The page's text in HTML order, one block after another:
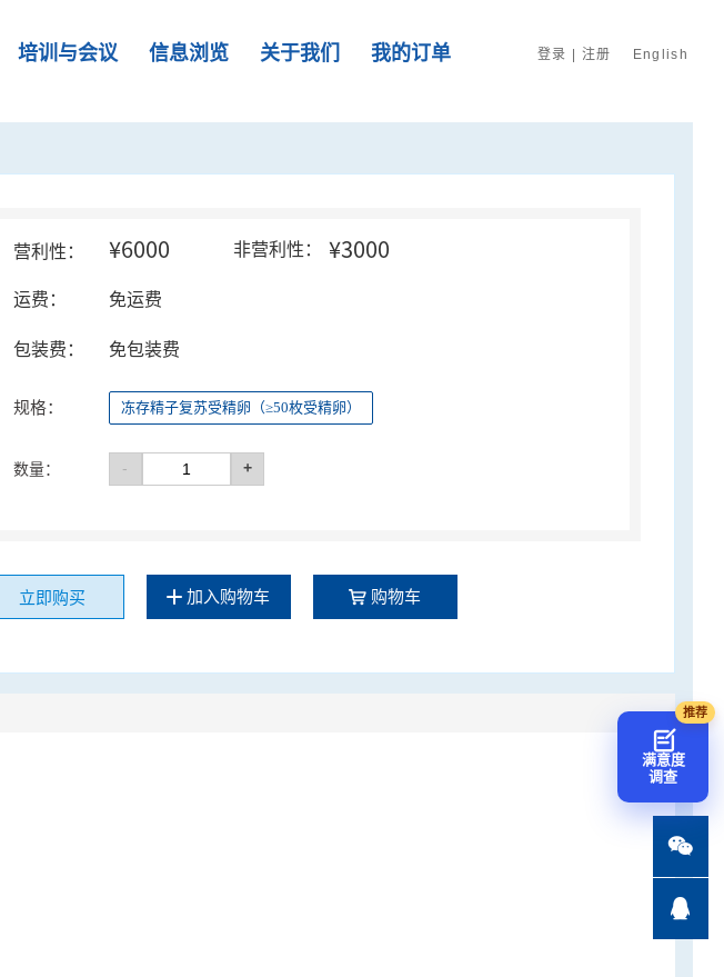
培训与会议 信息浏览 关于我们 我的订单 登录 | 注册 English
营利性： ¥6000 非营利性： ¥3000
运费： 免运费
包装费： 免包装费
规格： 冻存精子复苏受精卵（≥50枚受精卵）
数量： - +
立即购买 加入购物车 购物车
满意度
调查

